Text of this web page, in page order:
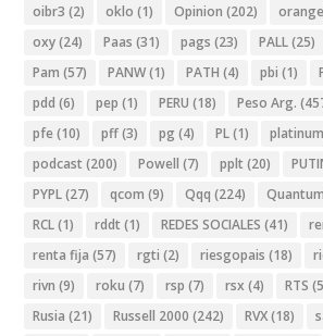
oibr3 (2) oklo (1) Opinion (202)
oxy(24) Paas (31) pags (23) PALL(25)
Pam (57) PANW(1) PATH (4) pbi (1)
pdd (6) pep (1) PERU (18) Peso Arg.
pfe (10) pff(3) pg (4) PL(1) platinum
podcast (200) Powell (7) pplt (20)
PYPL(27) qcom (9) Qqq (224) Quantum
RCL(1) rddt (1) REDES SOCIALES (41)
renta fija (57) rgti (2) riesgopais (18)
rivn (9) roku (7) rsp (7) rsx (4) RTS
Rusia (21) Russell 2000 (242) RVX(18)